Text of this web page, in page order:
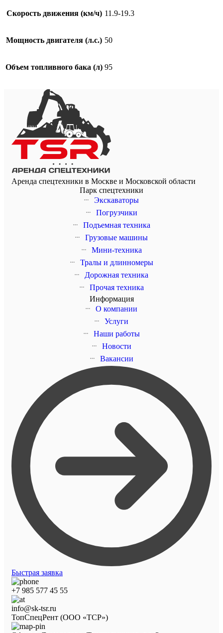
Скорость движения (км/ч) 11.9-19.3
Мощность двигателя (л.с.) 50
Объем топливного бака (л) 95
Аренда спецтехники в Москве и Московской области
Парк спецтехники
Экскаваторы
Погрузчики
Подъемная техника
Грузовые машины
Мини-техника
Тралы и длинномеры
Дорожная техника
Прочая техника
Информация
О компании
Услуги
Наши работы
Новости
Вакансии
Быстрая заявка
+7 985 577 45 55
info@sk-tsr.ru
ТопСпецРент (ООО «ТСР»)